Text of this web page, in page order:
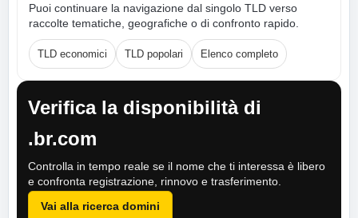
Puoi continuare la navigazione dal singolo TLD verso
raccolte tematiche, geografiche o di confronto rapido.
TLD economici TLD popolari Elenco completo
Verifica la disponibilità di
.br.com
Controlla in tempo reale se il nome che ti interessa è libero
e confronta registrazione, rinnovo e trasferimento.
Vai alla ricerca domini